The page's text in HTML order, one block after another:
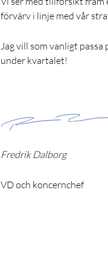
förvärv i linje med vår
Jag vill som vanligt
under kvartalet!
Fredrik Dalborg
VD och koncernchef